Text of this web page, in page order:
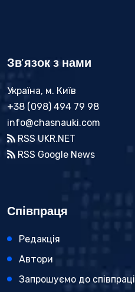
Зв'язок з нами
Україна, м. Київ
+38 (098) 494 79 98
info@chasnauki.com
RSS UKR.NET
RSS Google News
Співпраця
Редакція
Автори
Запрошуємо до співпраці